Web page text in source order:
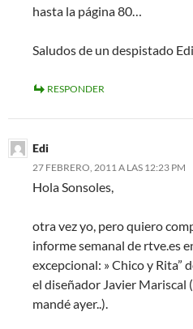
hasta la página 80…
Saludos de un despistado
RESPONDER
Edi
27 FEBRERO, 2011 A LAS 12:23 PM
Hola Sonsoles,
otra vez yo, pero quiero
informe semanal de rtve.es
excepcional: » Chico y Rita”
el diseñador Javier Mariscal
mandé ayer..).